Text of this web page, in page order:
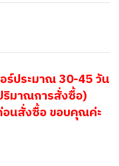
ร์ประมาณ 30-45 วัน
ริมาณการสั่งซื้อ)
อนสั่งซื้อ ขอบคุณค่ะ